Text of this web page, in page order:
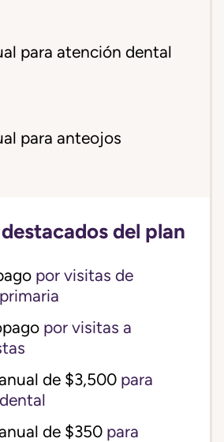
para atención dental
para anteojos
del plan
por visitas de
por visitas a
anual de $3,500 para
anual de $350 para